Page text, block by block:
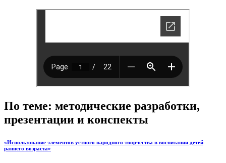
По теме: методические разработки,
презентации и конспекты
«Использование элементов устного народного творчества в воспитании детей
раннего возраста»